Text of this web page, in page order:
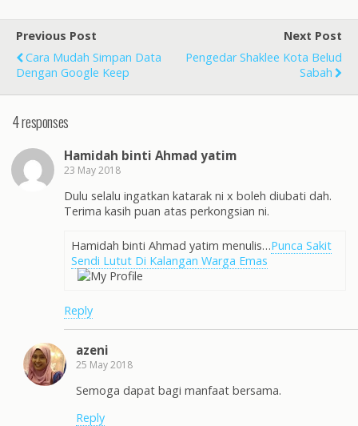
Previous Post
Cara Mudah Simpan Data
Dengan Google Keep
Next Post
Pengedar Shaklee Kota Belud
Sabah
4 responses
Hamidah binti Ahmad yatim
23 May 2018
Dulu selalu ingatkan katarak ni x boleh diubati dah.
Terima kasih puan atas perkongsian ni.
Hamidah binti Ahmad yatim menulis…Punca Sakit
Sendi Lutut Di Kalangan Warga Emas
Reply
azeni
25 May 2018
Semoga dapat bagi manfaat bersama.
Reply